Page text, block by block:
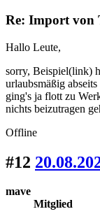
Re: Import von
Hallo Leute,
sorry, Beispiel(link)
urlaubsmäßig
ging's ja flott zu
nichts beizutragen
Offline
#12
mave
Mitglied